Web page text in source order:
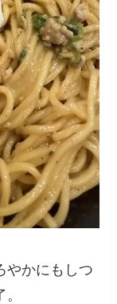
やかにもしつ